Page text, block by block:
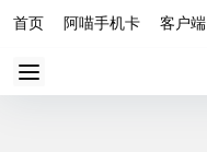
首页 阿喵手机卡 客户端